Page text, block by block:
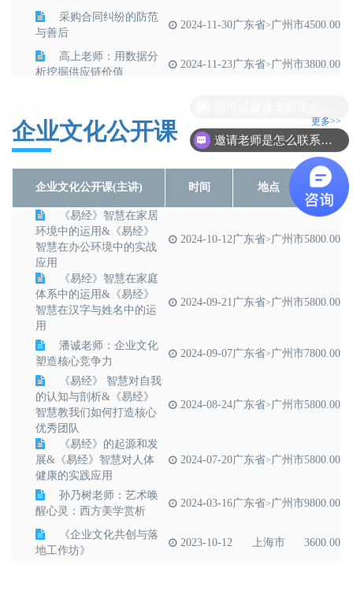
采购合同纠纷的防范
与善后
2024-11-30广东省>广州市4500.00
高上老师：用数据分
析挖掘供应链价值
2024-11-23广东省>广州市3800.00
企业文化公开课 更多>>
企业文化公开课(主讲) 时间 地点 价格
《易经》智慧在家居
环境中的运用&《易经》
智慧在办公环境中的实战
应用
2024-10-12广东省>广州市5800.00
《易经》智慧在家庭
体系中的运用&《易经》
智慧在汉字与姓名中的运
用
2024-09-21广东省>广州市5800.00
潘诚老师：企业文化
塑造核心竞争力
2024-09-07广东省>广州市7800.00
《易经》 智慧对自我
的认知与剖析&《易经》
智慧教我们如何打造核心
优秀团队
2024-08-24广东省>广州市5800.00
《易经》的起源和发
展&《易经》智慧对人体
健康的实践应用
2024-07-20广东省>广州市5800.00
孙乃树老师：艺术唤
醒心灵：西方美学赏析
2024-03-16广东省>广州市9800.00
《企业文化共创与落
地工作坊》
2023-10-12 上海市 3600.00